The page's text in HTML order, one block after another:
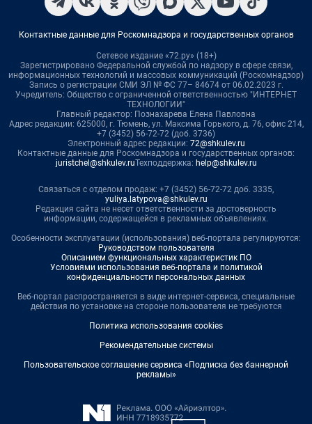
Контактные данные для Роскомнадзора и государственных органов
Сетевое издание «72.ру» (18+)
Зарегистрировано Федеральной службой по надзору в сфере связи,
информационных технологий и массовых коммуникаций (Роскомнадзор)
Запись о регистрации СМИ ЭЛ № ФС 77– 84674 от 06.02.2023 г.
Учредитель: Общество с ограниченной ответственностью "ИНТЕРНЕТ
ТЕХНОЛОГИИ"
Главный редактор: Познахарева Елена Павловна
Адрес редакции: 625000, г. Тюмень, ул. Максима Горького, д. 76, офис 214,
+7 (3452) 56-72-72 (доб. 3736)
Электронный адрес редакции: 72@shkulev.ru
Контактные данные для Роскомнадзора и государственных органов:
juristchel@shkulev.ruТехподдержка: help@shkulev.ru
Связаться с отделом продаж: +7 (3452) 56-72-72 доб. 3335,
yuliya.latypova@shkulev.ru
Редакция сайта не несет ответственности за достоверность
информации, содержащейся в рекламных объявлениях.
Особенности эксплуатации (использования) веб-портала регулируются:
Руководством пользователя
Описанием функциональных характеристик ПО
Условиями использования веб-портала и политикой
конфиденциальности персональных данных
Веб-портал распространяется в виде интернет-сервиса, специальные
действия по установке на стороне пользователя не требуются
Политика использования cookies
Рекомендательные системы
Пользовательское соглашение сервиса «Подписка без баннерной
рекламы»